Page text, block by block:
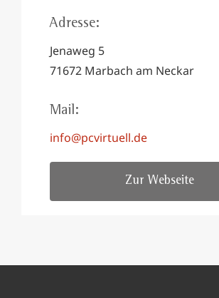
Adresse:
Jenaweg 5
71672 Marbach am Neckar
Mail:
info@pcvirtuell.de
Zur Webseite